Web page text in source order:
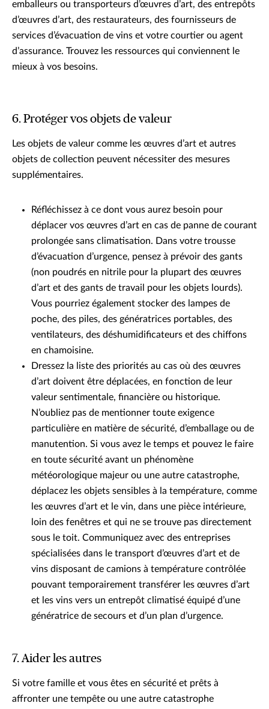
emballeurs ou transporteurs d’œuvres d’art, des entrepôts
d’œuvres d’art, des restaurateurs, des fournisseurs de
services d’évacuation de vins et votre courtier ou agent
d’assurance. Trouvez les ressources qui conviennent le
mieux à vos besoins.
6. Protéger vos objets de valeur
Les objets de valeur comme les œuvres d’art et autres
objets de collection peuvent nécessiter des mesures
supplémentaires.
Réfléchissez à ce dont vous aurez besoin pour
déplacer vos œuvres d’art en cas de panne de courant
prolongée sans climatisation. Dans votre trousse
d’évacuation d’urgence, pensez à prévoir des gants
(non poudrés en nitrile pour la plupart des œuvres
d’art et des gants de travail pour les objets lourds).
Vous pourriez également stocker des lampes de
poche, des piles, des génératrices portables, des
ventilateurs, des déshumidificateurs et des chiffons
en chamoisine.
Dressez la liste des priorités au cas où des œuvres
d’art doivent être déplacées, en fonction de leur
valeur sentimentale, financière ou historique.
N’oubliez pas de mentionner toute exigence
particulière en matière de sécurité, d’emballage ou de
manutention. Si vous avez le temps et pouvez le faire
en toute sécurité avant un phénomène
météorologique majeur ou une autre catastrophe,
déplacez les objets sensibles à la température, comme
les œuvres d’art et le vin, dans une pièce intérieure,
loin des fenêtres et qui ne se trouve pas directement
sous le toit. Communiquez avec des entreprises
spécialisées dans le transport d’œuvres d’art et de
vins disposant de camions à température contrôlée
pouvant temporairement transférer les œuvres d’art
et les vins vers un entrepôt climatisé équipé d’une
génératrice de secours et d’un plan d’urgence.
7. Aider les autres
Si votre famille et vous êtes en sécurité et prêts à
affronter une tempête ou une autre catastrophe